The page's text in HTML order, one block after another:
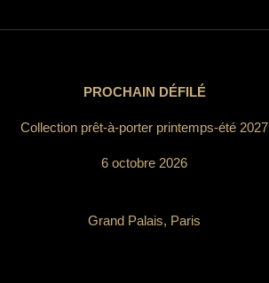
PROCHAIN DÉFILÉ
Collection prêt-à-porter printemps-été 2027
6 octobre 2026
Grand Palais, Paris